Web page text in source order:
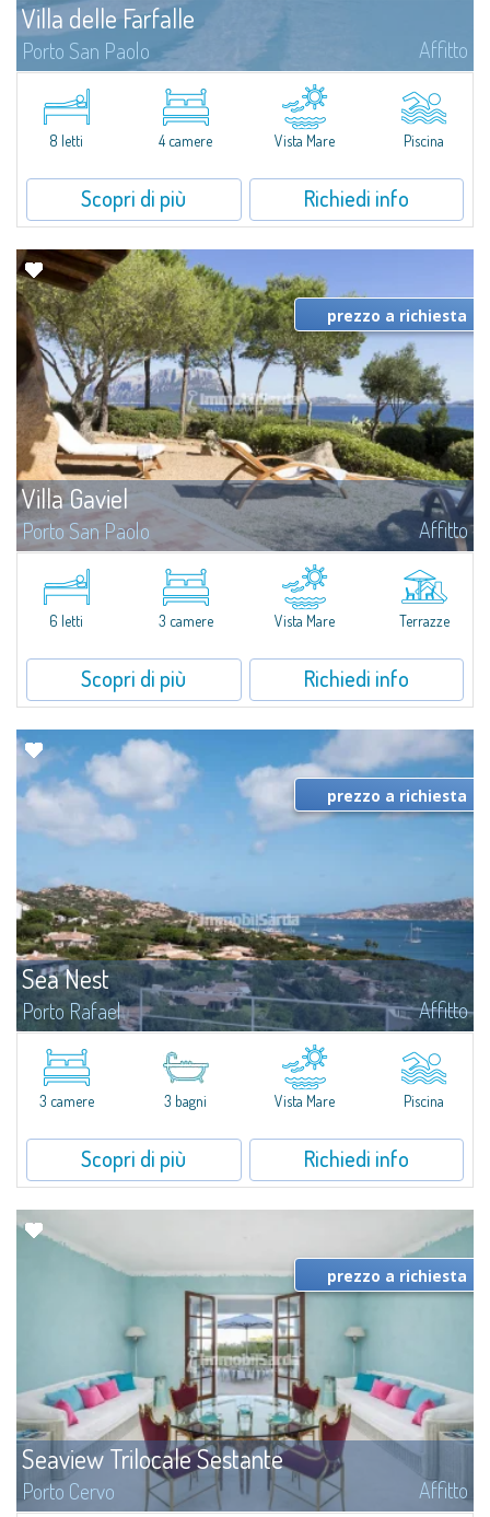
Villa delle Farfalle
Porto San Paolo Affitto
​Ginepri, corbezzoli e olivi che digradano fino alle famose spiagge di Cala
Brandinchi e Lu Impostu fanno da sfondo al panorama mozzafiato che
caratterizza Villa Delle Farfalle, una fantastica villa indipendente su due...
8 letti 4 camere Vista Mare Piscina
Scopri di più Richiedi info
Villa Gaviel
Porto San Paolo Affitto
Situata a soli 170 metri dalla costa, Villa Gaviel è la soluzione ideale per chi
cerca un’oasi di tranquillità e privacy con accesso diretto alle acque
cristalline di Porto Istana.La proprietà vanta viste...
prezzo a richiesta
6 letti 3 camere Vista Mare Terrazze
Scopri di più Richiedi info
Sea Nest
Porto Rafael Affitto
​Nuova acquisizione: splendida villa con 3 camere da letto e 3 bagni,
arricchita da una piscina privata. Spazi luminosi e ben distribuiti, ideali per
vivere il fascino e la tranquillità di Porto Rafael in un...
prezzo a richiesta
3 camere 3 bagni Vista Mare Piscina
Scopri di più Richiedi info
Seaview Trilocale Sestante
Porto Cervo Affitto
prezzo a richiesta